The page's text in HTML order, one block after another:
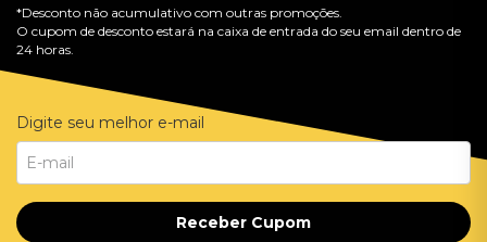
*Desconto não acumulativo com outras promoções.
O cupom de desconto estará na caixa de entrada do seu email dentro de
24 horas.
Digite seu melhor e-mail
Receber Cupom